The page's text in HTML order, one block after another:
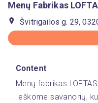
Menų Fabrikas
Švitrigailos g. 29,
Content
Menų fabrikas
Ieškome savanorių,